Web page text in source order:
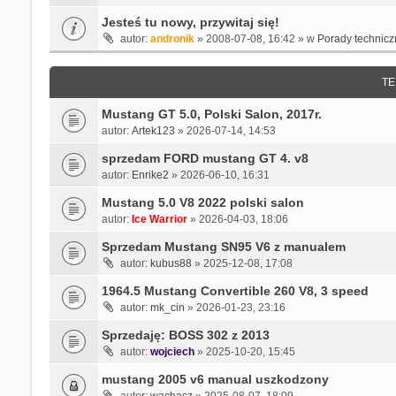
Jesteś tu nowy, przywitaj się!
autor: andronik» 2008-07-08, 16:42 » w Porady
Mustang GT 5.0, Polski Salon, 2017r.
autor: Artek123 » 2026-07-14, 14:53
sprzedam FORD mustang GT 4. v8
autor: Enrike2 » 2026-06-10, 16:31
Mustang 5.0 V8 2022 polski salon
autor: Ice Warrior» 2026-04-03, 18:06
Sprzedam Mustang SN95 V6 z manualem
autor: kubus88 » 2025-12-08, 17:08
1964.5 Mustang Convertible 260 V8, 3 speed
autor: mk_cin » 2026-01-23, 23:16
Sprzedaję: BOSS 302 z 2013
autor: wojciech» 2025-10-20, 15:45
mustang 2005 v6 manual uszkodzony